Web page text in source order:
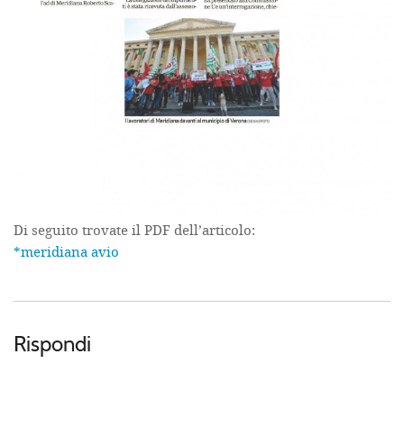
Di seguito trovate il PDF dell’articolo:
*meridiana avio
Rispondi